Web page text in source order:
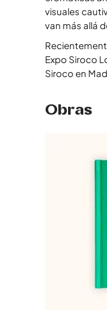
visuales
van más allá
Expo Siroco
Siroco en
Obras
Algún